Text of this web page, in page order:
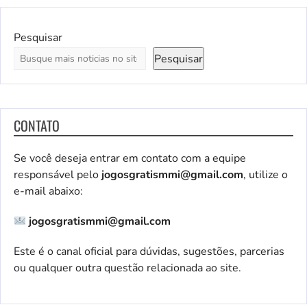
Pesquisar
Pesquisar
CONTATO
Se você deseja entrar em contato com a equipe
responsável pelojogosgratismmi@gmail.com, utilize o
e-mail abaixo:
jogosgratismmi@gmail.com
Este é o canal oficial para dúvidas, sugestões, parcerias
ou qualquer outra questão relacionada ao site.